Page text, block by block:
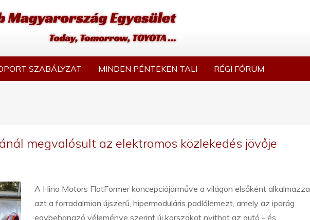
SZABÁLYZAT MINDEN PÉNTEKEN TALI RÉGI FÓRUM
megvalósult az elektromos közlekedés jövője
A Hino Motors FlatFormer koncepciójárműve a világon elsőként alkalmazza
azt a forradalmian újszerű, hipermoduláris padlólemezt, amely az iparág
egybehangzó véleménye szerint új korszakot nyithat az autó - és